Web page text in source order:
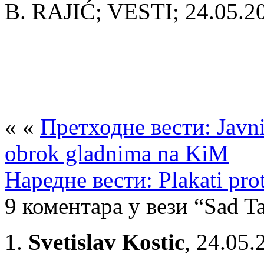
B. RAJIĆ; VESTI;
« « Претходне вести:
obrok gladnima na KiM
Наредне вести: Plakati
9 коментара у вези “Sad
Svetislav Kostic,